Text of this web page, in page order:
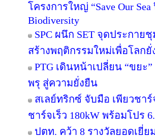
โครงการใหญ่ “Save Our
Biodiversity
SPC ผนึก SET จุดประกา
สร้างพฤติกรรมใหม่เพื่อโลกยั่
PTG เดินหน้าเปลี่ยน “ขย
พรุ สู่ความยั่งยืน
สเลย์ทริกซ์ จับมือ เพียวชาร์
ชาร์จเร็ว 180kW พร้อมโปร
ปตท. คว้า 8 รางวัลยอดเยี่